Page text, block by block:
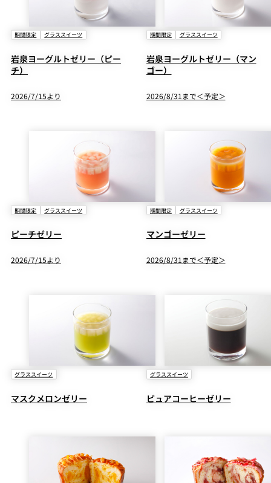
期間限定 グラススイーツ
岩泉ヨーグルトゼリー（ピー
チ）
2026/7/15より
期間限定 グラススイーツ
岩泉ヨーグルトゼリー（マン
ゴー）
2026/8/31まで＜予定＞
期間限定 グラススイーツ
ピーチゼリー
2026/7/15より
期間限定 グラススイーツ
マンゴーゼリー
2026/8/31まで＜予定＞
グラススイーツ
マスクメロンゼリー
グラススイーツ
ピュアコーヒーゼリー